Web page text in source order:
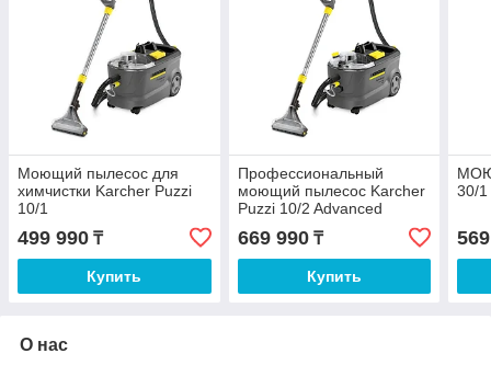
Моющий пылесос для
химчистки Karcher Puzzi
10/1
499 990 ₸
Купить
Профессиональный
моющий пылесос Karcher
Puzzi 10/2 Advanced
669 990₸
Купить
30/1
О нас